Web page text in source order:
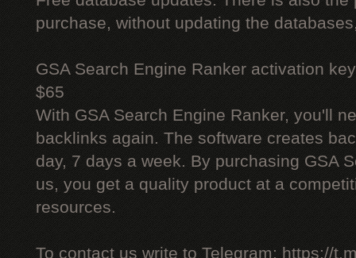
purchase, without updating the
GSA Search Engine Ranker activation key
$65
With GSA Search Engine Ranker, you'll
backlinks again. The software creates
day, 7 days a week. By purchasing GSA
us, you get a quality product at a
resources.
To contact us write to Telegram: https://